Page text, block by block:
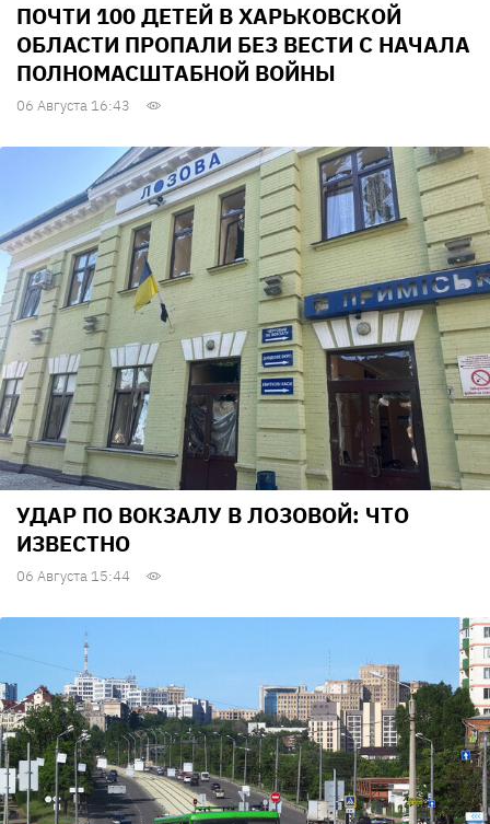
ПОЧТИ 100 ДЕТЕЙ В ХАРЬКОВСКОЙ
ОБЛАСТИ ПРОПАЛИ БЕЗ ВЕСТИ С НАЧАЛА
ПОЛНОМАСШТАБНОЙ ВОЙНЫ
06 Августа 16:43
УДАР ПО ВОКЗАЛУ В ЛОЗОВОЙ: ЧТО
ИЗВЕСТНО
06 Августа 15:44